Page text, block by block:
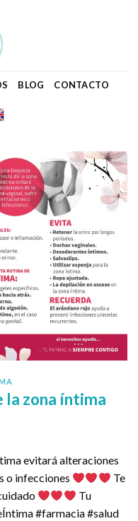
BLOG CONTACTO
la zona íntima
evitará alteraciones
o infecciones
Te
Tu
#farmacia #salud